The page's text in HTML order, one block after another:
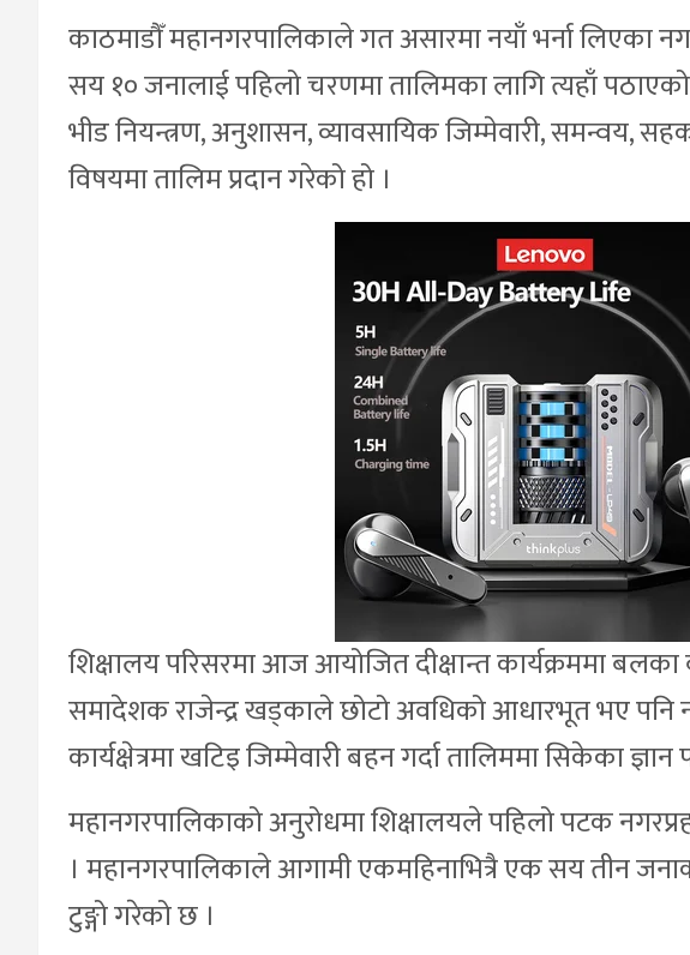
काठमाडौँ महानगरपालिकाले गत असारमा नयाँ भर्ना लिएका
सय १० जनालाई पहिलो चरणमा तालिमका लागि त्यहाँ पठाएको
भीड नियन्त्रण, अनुशासन, व्यावसायिक जिम्मेवारी, समन्वय,
विषयमा तालिम प्रदान गरेको हो ।
शिक्षालय परिसरमा आज आयोजित दीक्षान्त कार्यक्रममा बलका
समादेशक राजेन्द्र खड्काले छोटो अवधिको आधारभूत भए पनि
कार्यक्षेत्रमा खटिइ जिम्मेवारी बहन गर्दा तालिममा सिकेका
महानगरपालिकाको अनुरोधमा शिक्षालयले पहिलो पटक
। महानगरपालिकाले आगामी एकमहिनाभित्रै एक सय तीन
टुङ्गो गरेको छ ।